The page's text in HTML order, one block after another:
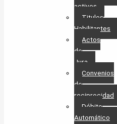
activos
Titulos
Habilitantes
Actos
de
Jura
Convenios
de
reciprocidad
Débito
Automático